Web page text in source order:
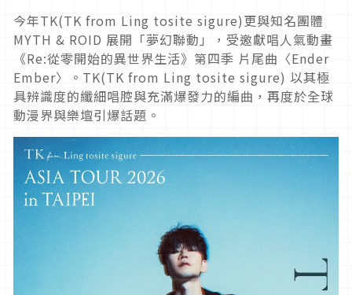
今年TK(TK from Ling tosite sigure)更與知名團體
MYTH & ROID 展開「夢幻聯動」，受邀獻唱人氣動畫
《Re:從零開始的異世界生活》第四季 片尾曲〈Ender
Ember〉。 TK(TK from Ling tosite sigure) 以其極
具辨識度的纖細唱腔與充滿爆發力的編曲，再度於全球
動漫界與樂壇引爆話題。